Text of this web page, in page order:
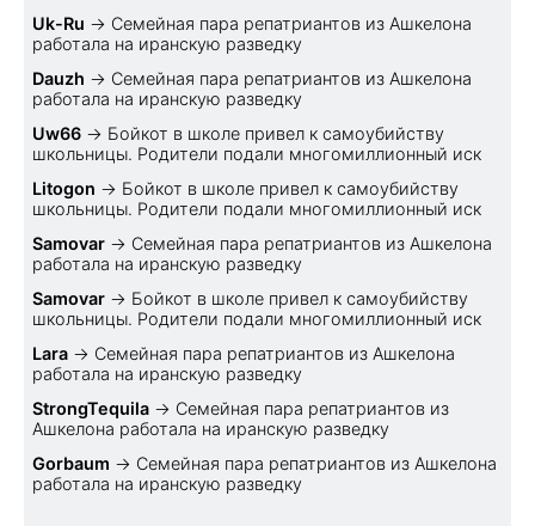
Uk-Ru → Семейная пара репатриантов из Ашкелона
работала на иранскую разведку
Dauzh → Семейная пара репатриантов из Ашкелона
работала на иранскую разведку
Uw66 → Бойкот в школе привел к самоубийству
школьницы. Родители подали многомиллионный иск
Litogon → Бойкот в школе привел к самоубийству
школьницы. Родители подали многомиллионный иск
Samovar → Семейная пара репатриантов из Ашкелона
работала на иранскую разведку
Samovar → Бойкот в школе привел к самоубийству
школьницы. Родители подали многомиллионный иск
Lara → Семейная пара репатриантов из Ашкелона
работала на иранскую разведку
StrongTequila → Семейная пара репатриантов из
Ашкелона работала на иранскую разведку
Gorbaum → Семейная пара репатриантов из Ашкелона
работала на иранскую разведку